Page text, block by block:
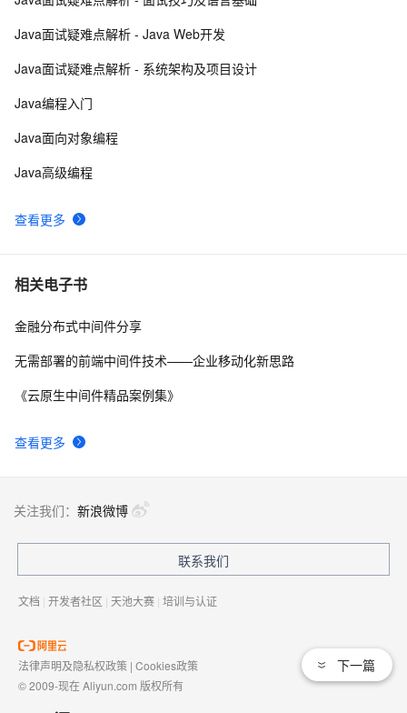
10Kafka、RabbitMQ、RocketMQ 消息中间件的对比 |
查看更多
Java面试疑难点解析 - Java Web开发
Java面试疑难点解析 - 系统架构及项目设计
Java编程入门
Java面向对象编程
Java高级编程
相关电子书
查看更多
金融分布式中间件分享
无需部署的前端中间件技术——企业移动化新思路
《云原生中间件精品案例集》
下一篇
关注我们： 新浪微博
联系我们
文档 | 开发者社区 | 天池大赛 | 培训与认证
法律声明及隐私权政策 | Cookies政策
© 2009-现在 Aliyun.com 版权所有